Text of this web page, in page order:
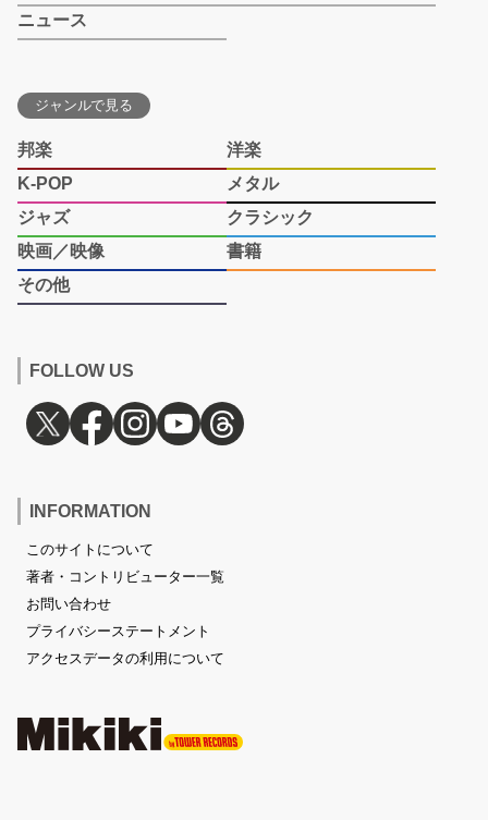
ニュース
ジャンルで見る
邦楽
洋楽
K-POP
メタル
ジャズ
クラシック
映画／映像
書籍
その他
FOLLOW US
INFORMATION
このサイトについて
著者・コントリビューター一覧
お問い合わせ
プライバシーステートメント
アクセスデータの利用について